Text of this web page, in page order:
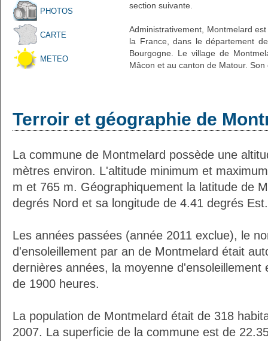
PHOTOS
CARTE
METEO
section suivante.
Administrativement, Montmelard
la France, dans le département
Bourgogne. Le village de
Mâcon et au canton de Matour.
Terroir et géographie de
La commune de Montmelard possède une
mètres environ. L'altitude minimum et
m et 765 m. Géographiquement la latitude de
degrés Nord et sa longitude de 4.41 degrés Est.
Les années passées (année 2011 exclue), le
d'ensoleillement par an de Montmelard était
dernières années, la moyenne d'ensoleillement
de 1900 heures.
La population de Montmelard était de 318
2007. La superficie de la commune est de